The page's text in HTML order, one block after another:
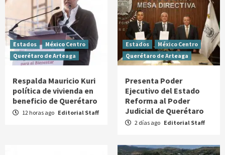
Estados
México Centro
Querétaro de Arteaga
Respalda Mauricio Kuri
política de vivienda en
beneficio de Querétaro
12 horas ago Editorial Staff
Estados
México Centro
Querétaro de Arteaga
Presenta Poder
Ejecutivo del Estado
Reforma al Poder
Judicial de Querétaro
2 días ago Editorial Staff